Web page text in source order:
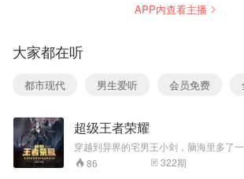
到来而变得不同。
看王浩如何应用现
代知识玩转修仙！
是倾城国际多了个
霸道女总裁，千金
大小姐，火辣俏秘
APP内查看主播
大家都在听
都市现代 男生爱听 会员免费
超级王者荣耀
穿越到异界的宅男王小剑，脑海里多了一
荣耀嘲讽系统。 美艳无双的猫娘阿珂；风
的舞女貂蝉；潇洒飘逸的李白…… 只要有
86 322期